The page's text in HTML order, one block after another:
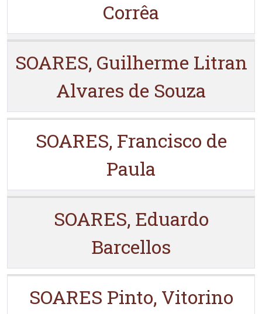
Corrêa
SOARES, Guilherme Litran
Alvares de Souza
SOARES, Francisco de
Paula
SOARES, Eduardo
Barcellos
SOARES Pinto, Vitorino